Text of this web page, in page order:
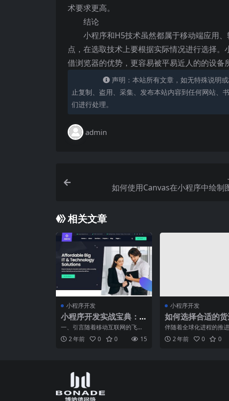
术要求更高。
结论
小程序和H5技术虽然都属于移动端应用
点，在选取技术上要根据实际情况进行选择
借浏览器的优势，更容易被平易近人的的设备
声明：本站所有文章，如无特殊说明
止复制、盗用、采集、发布本站内容到任何网站、
们进行处理。
admin
如何使用Canvas在小程序中绘制
相关文章
小程序开发
小程序开发实战宝典：
从需求到上线全流程解
析
一、引言随着移动互联网的飞速
发展，小程序以其轻便、快捷、
跨平台的特性，逐渐成为了
2 年前 0 0 15
小程序开发
如何选择合适的
理来提高物流效率
伴随着全球化进程的推
业发展迅猛，货运代理
节中扮演着重要的角色。
2 年前 0 0